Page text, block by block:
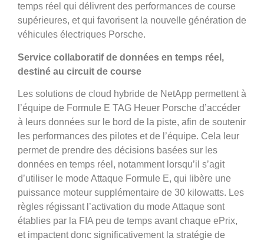
temps réel qui délivrent des performances de course
supérieures, et qui favorisent la nouvelle génération de
véhicules électriques Porsche.
Service collaboratif de données en temps réel,
destiné au circuit de course
Les solutions de cloud hybride de NetApp permettent à
l’équipe de Formule E TAG Heuer Porsche d’accéder
à leurs données sur le bord de la piste, afin de soutenir
les performances des pilotes et de l’équipe. Cela leur
permet de prendre des décisions basées sur les
données en temps réel, notamment lorsqu’il s’agit
d’utiliser le mode Attaque Formule E, qui libère une
puissance moteur supplémentaire de 30 kilowatts. Les
règles régissant l’activation du mode Attaque sont
établies par la FIA peu de temps avant chaque ePrix,
et impactent donc significativement la stratégie de